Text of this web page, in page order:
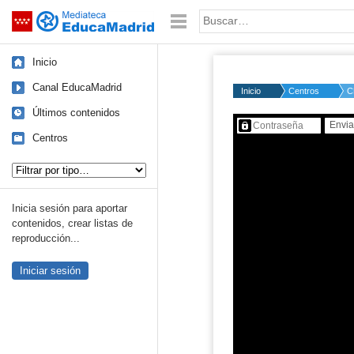
Saltar navegación Palabra o frase:
Inicio
Canal EducaMadrid
Últimos contenidos
Centros
Inicia sesión para aportar
contenidos, crear listas de
reproducción...
Iniciar sesión
Inicio Centros
Contenido protegido…